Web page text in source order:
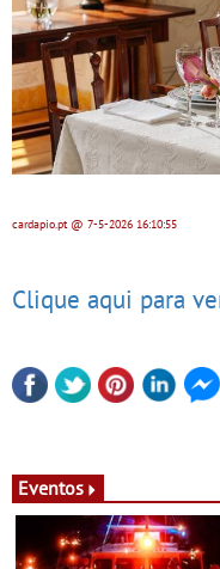
cardapio.pt @ 7-5-2026 16:10:55
Clique aqui para
Eventos